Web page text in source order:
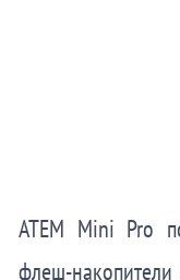
ATEM Mini Pro
флеш-накопители